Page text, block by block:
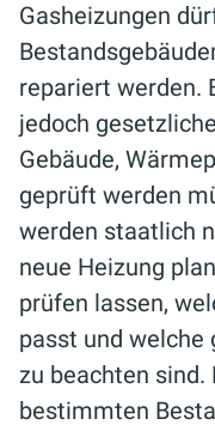
Gasheizungen
repariert werden.
jedoch
Gebäude,
geprüft werden
werden staatlich
neue Heizung
prüfen lassen,
passt und welche
zu beachten sind.
bestimmten